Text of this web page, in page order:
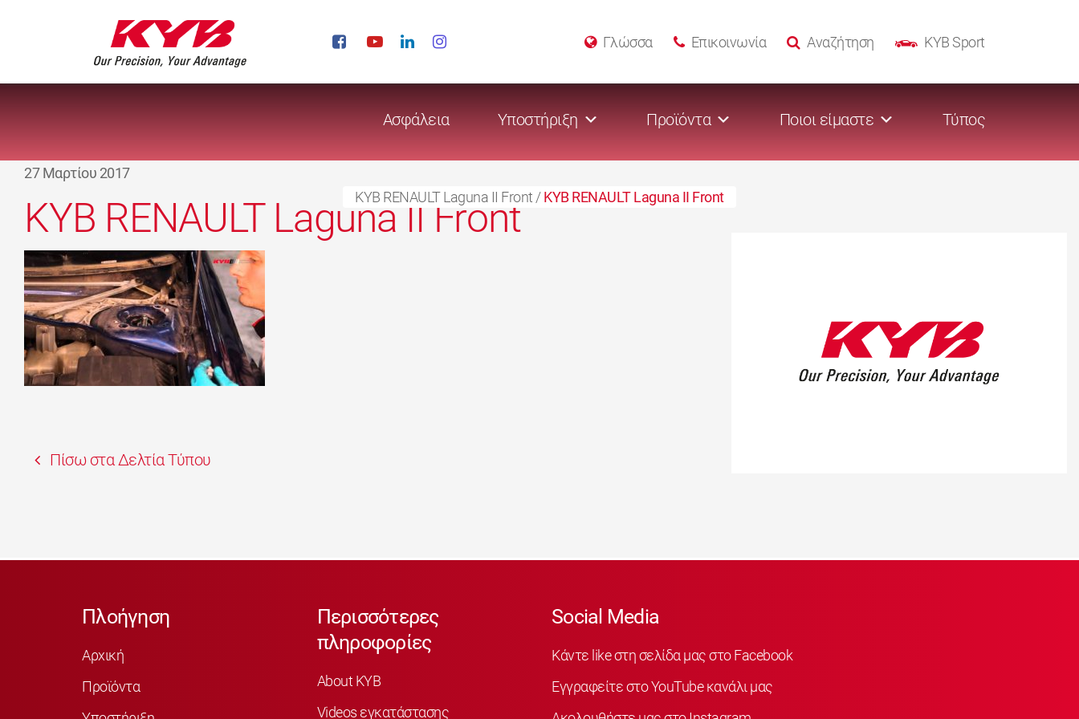
KYB Sport
Αναζήτηση
Επικοινωνία
Γλώσσα
Ασφάλεια Υποστήριξη Προϊόντα Ποιοι είμαστε Τύπος
KYB RENAULT Laguna II Front /KYB RENAULT Laguna II Front
27 Μαρτίου 2017
KYB RENAULT Laguna II Front
Πίσω στα Δελτία Τύπου
Πλοήγηση
Αρχική
Προϊόντα
Περισσότερες
πληροφορίες
About KYB
Videos εγκατάστασης
Social Media
Κάντε like στη σελίδα μας στο Facebook
Εγγραφείτε στο YouTube κανάλι μας